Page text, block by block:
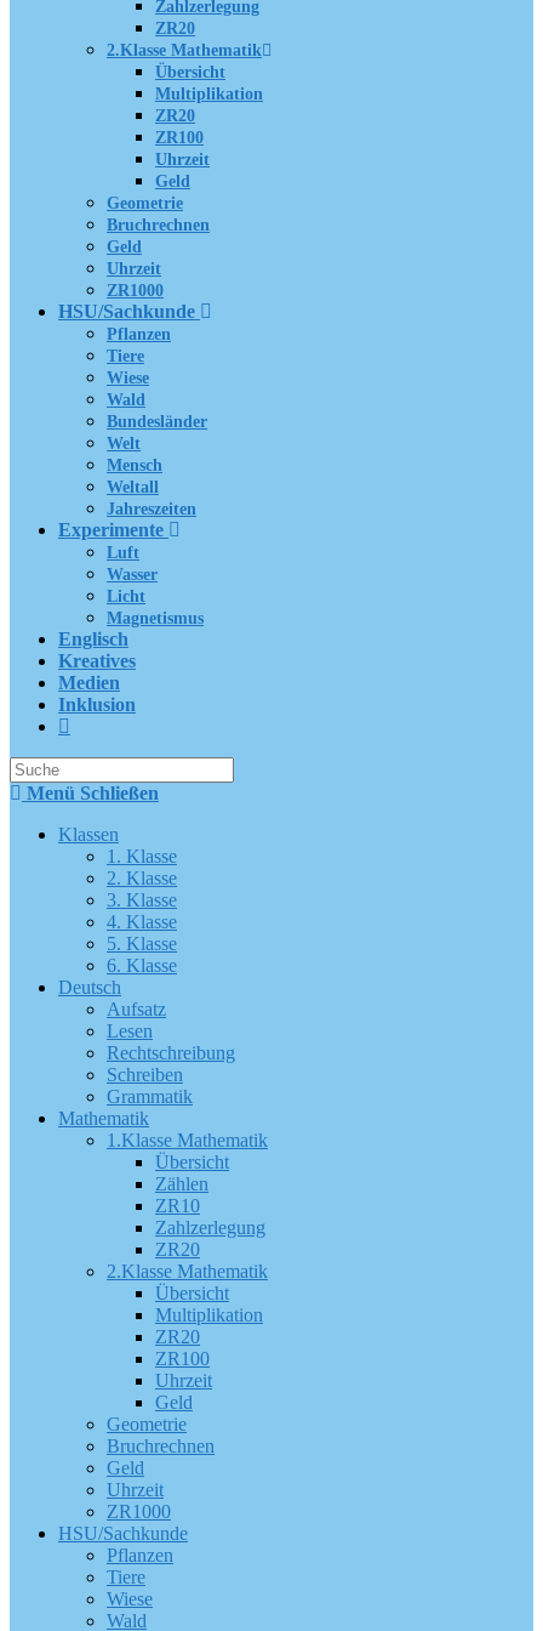
Zahlzerlegung
ZR20
2.Klasse Mathematik
Übersicht
Multiplikation
ZR20
ZR100
Uhrzeit
Geld
Geometrie
Bruchrechnen
Geld
Uhrzeit
ZR1000
HSU/Sachkunde
Pflanzen
Tiere
Wiese
Wald
Bundesländer
Welt
Mensch
Weltall
Jahreszeiten
Experimente
Luft
Wasser
Licht
Magnetismus
Englisch
Kreatives
Medien
Inklusion
Suche
nach:
Menü Schließen
Klassen
1. Klasse
2. Klasse
3. Klasse
4. Klasse
5. Klasse
6. Klasse
Deutsch
Aufsatz
Lesen
Rechtschreibung
Schreiben
Grammatik
Mathematik
1.Klasse Mathematik
Übersicht
Zählen
ZR10
Zahlzerlegung
ZR20
2.Klasse Mathematik
Übersicht
Multiplikation
ZR20
ZR100
Uhrzeit
Geld
Geometrie
Bruchrechnen
Geld
Uhrzeit
ZR1000
HSU/Sachkunde
Pflanzen
Tiere
Wiese
Wald